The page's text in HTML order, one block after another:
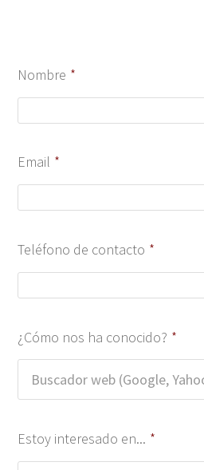
Nombre *
Email *
Teléfono de contacto *
¿Cómo nos ha conocido? *
Estoy interesado en... *